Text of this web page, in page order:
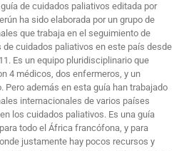
de cuidados paliativos editada por
ha sido elaborada por un grupo de
que trabaja en el seguimiento de
de cuidados paliativos en este país desde
Es un equipo pluridisciplinario que
4 médicos, dos enfermeros, y un
Pero además en esta guía han trabajado
internacionales de varios países
los cuidados paliativos. Es una guía
todo el África francófona, y para
justamente hay pocos recursos y